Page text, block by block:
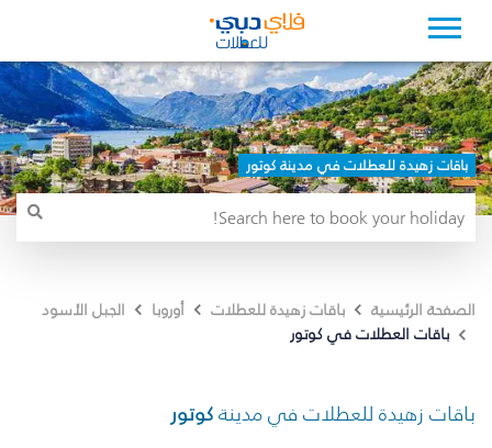
باقات زهيدة للعطلات في مدينة كوتور
الصفحة الرئيسية باقات زهيدة للعطلات أوروبا
الجبل الأسود
باقات العطلات في كوتور
باقات زهيدة للعطلات في مدينةكوتور